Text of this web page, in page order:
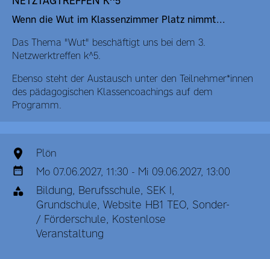
Wenn die Wut im Klassenzimmer Platz nimmt...
Das Thema "Wut" beschäftigt uns bei dem 3.
Netzwerktreffen k^5.
Ebenso steht der Austausch unter den Teilnehmer*innen
des pädagogischen Klassencoachings auf dem
Programm.
Plön
Mo 07.06.2027, 11:30 - Mi 09.06.2027, 13:00
Bildung, Berufsschule, SEK I,
Grundschule, Website HB1 TEO, Sonder-
/ Förderschule, Kostenlose
Veranstaltung